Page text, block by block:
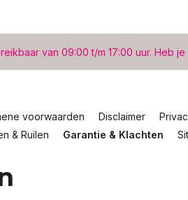
van 09:00 t/m 17:00 uur. Heb
voorwaarden Disclaimer
& Ruilen Garantie & Klachten